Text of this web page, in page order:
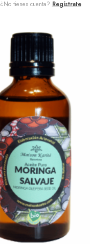
¿No tienes cuenta? Regístrate